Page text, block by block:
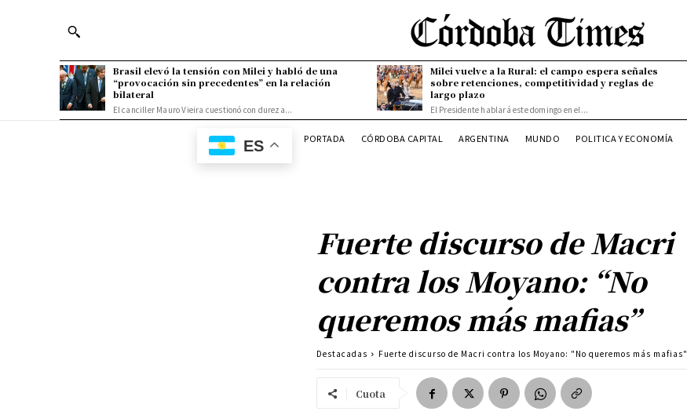
Brasil elevó la tensión con Milei y habló de una
“provocación sin precedentes” en la relación
bilateral
El canciller Mauro Vieira cuestionó con dureza...
Milei vuelve a la Rural: el campo espera señales
sobre retenciones, competitividad y reglas de
largo plazo
El Presidente hablará este domingo en el...
ES PORTADA CÓRDOBA CAPITAL ARGENTINA MUNDO POLITICA Y ECONOMÍA
Fuerte discurso de Macri
contra los Moyano: “No
queremos más mafias”
Destacadas Fuerte discurso de Macri contra los Moyano: "No queremos más mafias"
Cuota